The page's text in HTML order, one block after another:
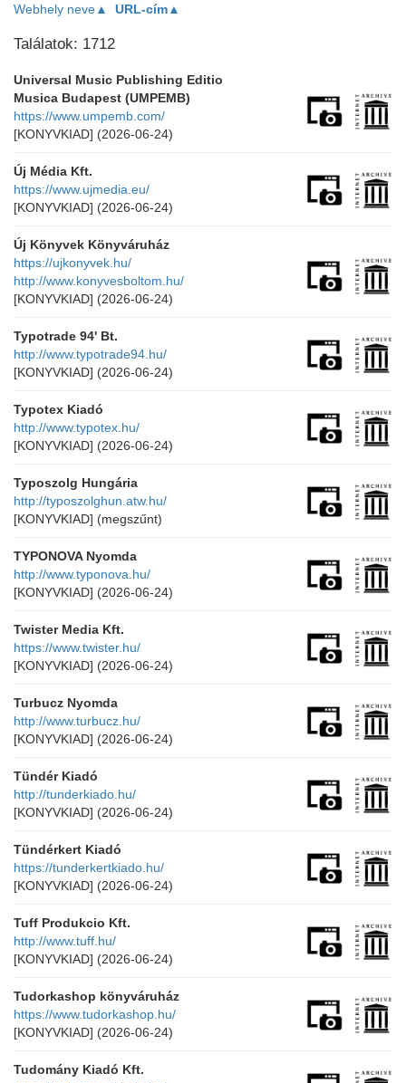
Webhely neve▲ URL-cím▲
Találatok: 1712
Universal Music Publishing Editio
Musica Budapest (UMPEMB)
https://www.umpemb.com/
[KONYVKIAD] (2026-06-24)
Új Média Kft.
https://www.ujmedia.eu/
[KONYVKIAD] (2026-06-24)
Új Könyvek Könyváruház
https://ujkonyvek.hu/
http://www.konyvesboltom.hu/
[KONYVKIAD] (2026-06-24)
Typotrade 94' Bt.
http://www.typotrade94.hu/
[KONYVKIAD] (2026-06-24)
Typotex Kiadó
http://www.typotex.hu/
[KONYVKIAD] (2026-06-24)
Typoszolg Hungária
http://typoszolghun.atw.hu/
[KONYVKIAD] (megszűnt)
TYPONOVA Nyomda
http://www.typonova.hu/
[KONYVKIAD] (2026-06-24)
Twister Media Kft.
https://www.twister.hu/
[KONYVKIAD] (2026-06-24)
Turbucz Nyomda
http://www.turbucz.hu/
[KONYVKIAD] (2026-06-24)
Tündér Kiadó
http://tunderkiado.hu/
[KONYVKIAD] (2026-06-24)
Tündérkert Kiadó
https://tunderkertkiado.hu/
[KONYVKIAD] (2026-06-24)
Tuff Produkcio Kft.
http://www.tuff.hu/
[KONYVKIAD] (2026-06-24)
Tudorkashop könyváruház
https://www.tudorkashop.hu/
[KONYVKIAD] (2026-06-24)
Tudomány Kiadó Kft.